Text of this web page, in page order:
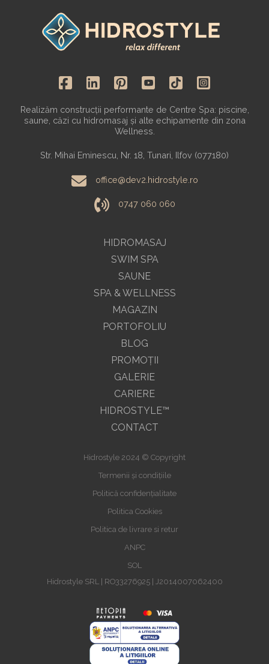
HIDROMASAJ
SWIM SPA
SAUNE
SPA & WELLNESS
MAGAZIN
Realizăm construcții performante de Centre Spa: piscine,
saune, căzi cu hidromasaj și alte echipamente din zona
Wellness.
Str. Mihai Eminescu, Nr. 18, Tunari, Ilfov (077180)
office@dev2.hidrostyle.ro
0747 060 060
PORTOFOLIU
BLOG
PROMOŢII
GALERIE
CARIERE
HIDROSTYLE™
CONTACT
Hidrostyle 2024 © Copyright
Termenii și condițiile
Politică confidențialitate
Politica Cookies
Politica de livrare si retur
ANPC
SOL
Hidrostyle SRL | RO33276925 | J2014007062400